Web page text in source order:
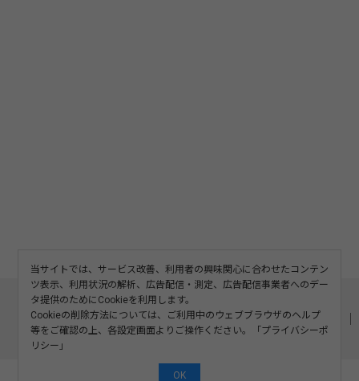
このサイトについて 利用規約
記事の二次利用について
プライバシーポリシー
お問い合わせ
運営会社
当サイトでは、サービス改善、利用者の興味関心に合わせたコンテン
ツ表示、利用状況の解析、広告配信・測定、広告配信事業者へのデー
タ提供のためにCookieを利用します。
Cookieの削除方法については、ご利用中のウェブブラウザのヘルプ
等をご確認の上、各設定画面よりご操作ください。「プライバシーポ
リシー 」
OK